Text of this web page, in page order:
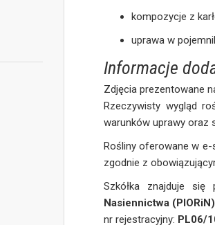
kompozycje z
uprawa w
Informacje
Zdjęcia prezentowane
Rzeczywisty wygląd
warunków uprawy oraz
Rośliny oferowane w
zgodnie z
Szkółka znajduje się
Nasiennictwa (PIORiN)
nr rejestracyjny: PL06/